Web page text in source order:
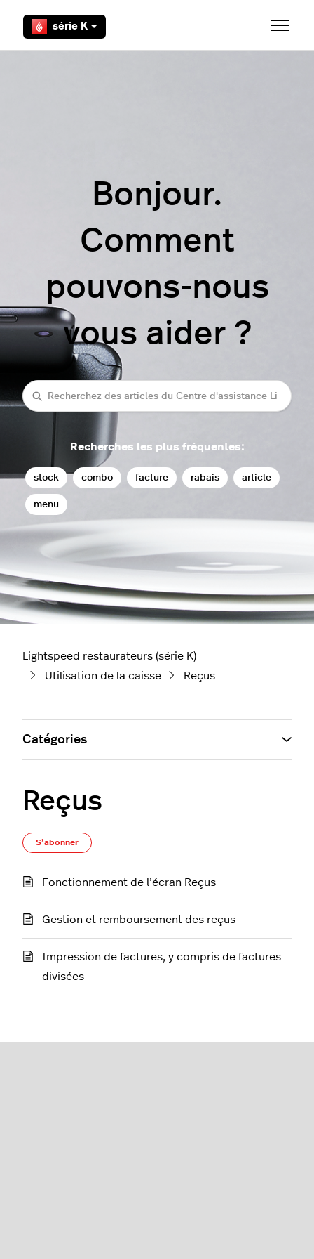
série K Ouvrir/
Bonjour.
Comment
pouvons-nous
vous aider ?
rechercher
Recherches les plus fréquentes:
stock combo facture rabais article
menu
Lightspeed restaurateurs (série K)
Utilisation de la caisse
Reçus
Reçus
S’abonner
Fonctionnement de l’écran Reçus
Gestion et remboursement des reçus
Impression de factures, y compris de factures
divisées
Catégories